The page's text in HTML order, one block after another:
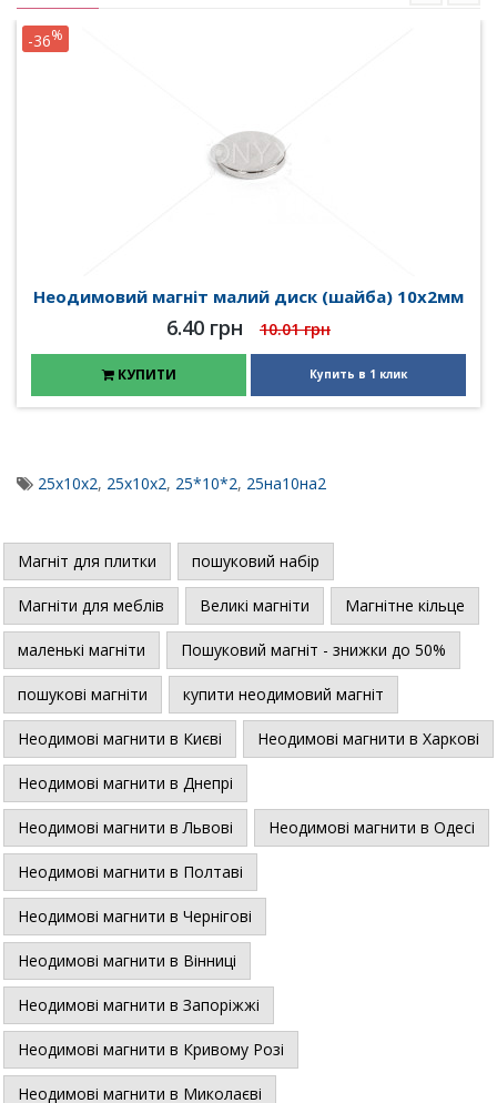
Неодимовий магніт малий диск (шайба) 10х2мм
6.40 грн 10.01 грн
-36%
КУПИТИ Купить в 1 клик
25x10x2, 25х10х2, 25*10*2, 25на10на2
Магніт для плитки пошуковий набір
Магніти для меблів Великі магніти Магнітне кільце
маленькі магніти Пошуковий магніт - знижки до 50%
пошукові магніти купити неодимовий магніт
Неодимові магнити в Києві Неодимові магнити в Харкові
Неодимові магнити в Днепрі
Неодимові магнити в Львові Неодимові магнити в Одесі
Неодимові магнити в Полтаві
Неодимові магнити в Чернігові
Неодимові магнити в Вінниці
Неодимові магнити в Запоріжжі
Неодимові магнити в Кривому Розі
Неодимові магнити в Миколаєві